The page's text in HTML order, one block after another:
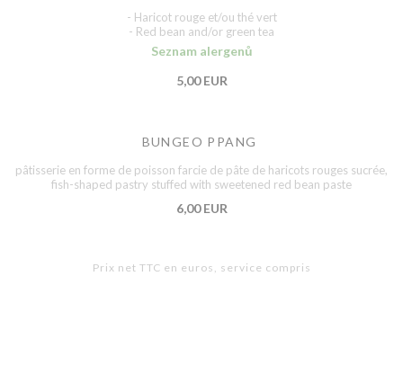
- Haricot rouge et/ou thé vert
- Red bean and/or green tea
Seznam alergenů
5,00 EUR
BUNGEO PPANG
pâtisserie en forme de poisson farcie de pâte de haricots rouges sucrée,
fish-shaped pastry stuffed with sweetened red bean paste
6,00 EUR
Prix net TTC en euros, service compris